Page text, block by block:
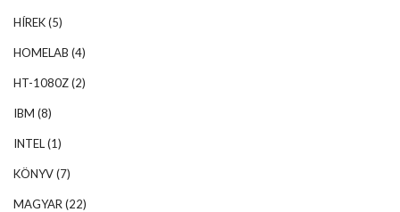
HÍREK(5)
HOMELAB (4)
HT-1080Z(2)
IBM (8)
INTEL(1)
KÖNYV(7)
MAGYAR (22)